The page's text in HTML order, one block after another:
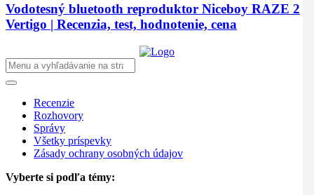
Vodotesný bluetooth reproduktor Niceboy RAZE 2
Vertigo | Recenzia, test, hodnotenie, cena
Recenzie
Rozhovory
Správy
Všetky príspevky
Zásady ochrany osobných údajov
Vyberte si podľa témy: